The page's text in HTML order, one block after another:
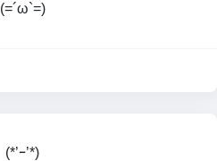
(=´ω`=)
(*’ｰ’*)